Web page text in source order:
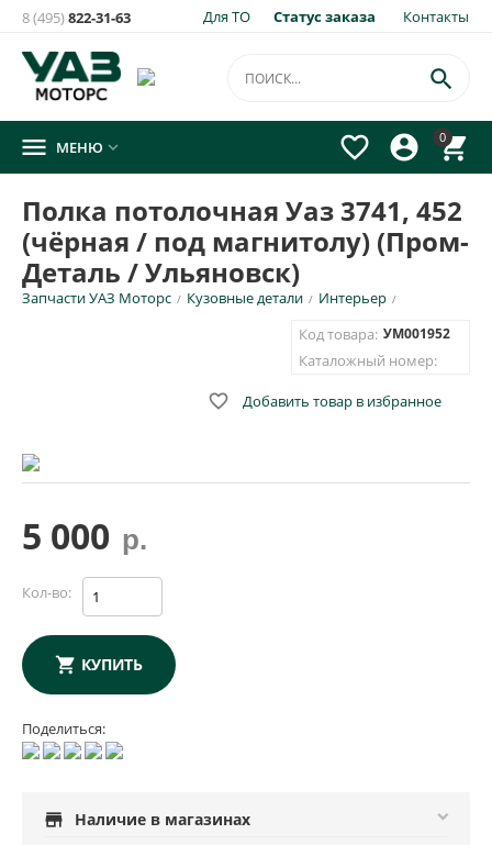
Для ТО Статус заказа Контакты
8 (495)822-31-63
0




 МЕНЮ 
Полка потолочная Уаз 3741, 452
(чёрная / под магнитолу) (Пром-
Деталь / Ульяновск)
Запчасти УАЗ Моторс / Кузовные детали / Интерьер /
Код товара: УМ001952
Каталожный номер:
 Добавить товар в избранное
5 000 р.
Кол-во:
КУПИТЬ
Поделиться:
store Наличие в магазинах